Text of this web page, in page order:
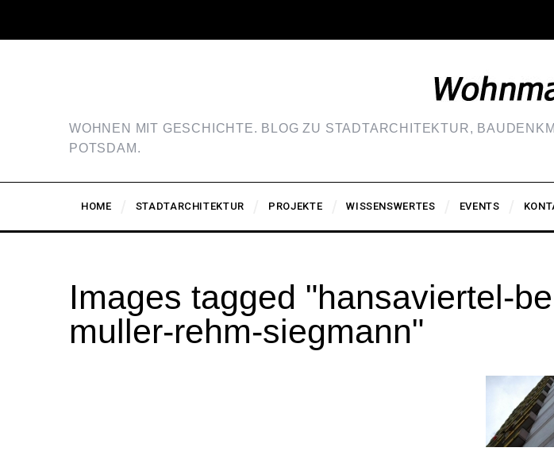
WOHNEN MIT GESCHICHTE. BLOG ZU STADTARCHITEKTUR,
POTSDAM.
HOME STADTARCHITEKTUR PROJEKTE WISSENSWERTES EVENTS
Images tagged "hansaviertel-
muller-rehm-siegmann"